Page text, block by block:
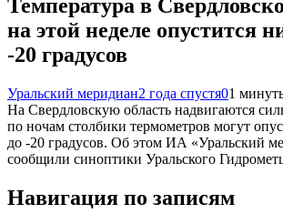
Температура в
на этой неделе опустится
-20 градусов
Уральский меридиан2 года спустя01
На Свердловскую область надвигаются
по ночам столбики термометров могут
до -20 градусов. Об этом ИА «Уральский
сообщили синоптики Уральского
Навигация по записям